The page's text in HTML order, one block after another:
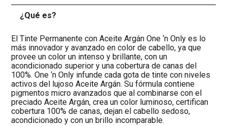
¿Qué es?
El Tinte Permanente con Aceite Argán One ‘n Only es lo
más innovador y avanzado en color de cabello, ya que
provee un color un intenso y brillante, con un
acondicionado superior y una cobertura de canas del
100%. One ‘n Only infunde cada gota de tinte con niveles
activos del lujoso Aceite Argán. Su fórmula contiene
pigmentos micro avanzados que al combinarse con el
preciado Aceite Argán, crea un color luminoso, certifican
cobertura 100% de canas, dejan el cabello sedoso,
acondicionado y con un brillo incomparable.